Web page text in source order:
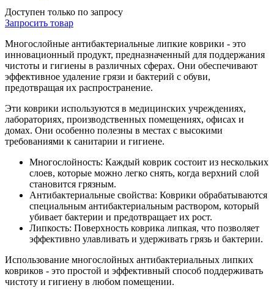
Доступен только по запросу
Запросить товар
Многослойные антибактериальные липкие коврики - это
инновационный продукт, предназначенный для поддержания
чистоты и гигиены в различных сферах. Они обеспечивают
эффективное удаление грязи и бактерий с обуви,
предотвращая их распространение.
Эти коврики используются в медицинских учреждениях,
лабораториях, производственных помещениях, офисах и
домах. Они особенно полезны в местах с высокими
требованиями к санитарии и гигиене.
Многослойность: Каждый коврик состоит из нескольких
слоев, которые можно легко снять, когда верхний слой
становится грязным.
Антибактериальные свойства: Коврики обрабатываются
специальным антибактериальным раствором, который
убивает бактерии и предотвращает их рост.
Липкость: Поверхность коврика липкая, что позволяет
эффективно улавливать и удерживать грязь и бактерии.
Использование многослойных антибактериальных липких
ковриков - это простой и эффективный способ поддерживать
чистоту и гигиену в любом помещении.